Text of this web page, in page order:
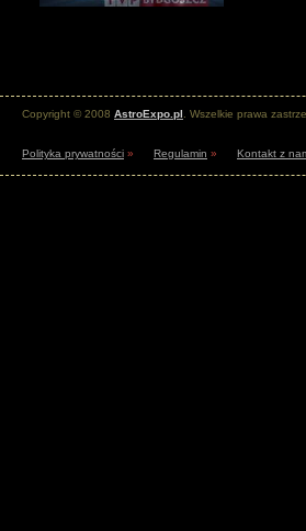
Copyright © 2008 AstroExpo.pl . Wszelkie prawa
Polityka prywatności » Regulamin » Kontakt z